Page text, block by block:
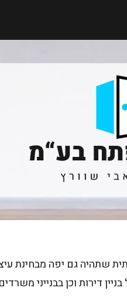
שתהיה גם יפה מבחינת
דירות וכן בבנייני